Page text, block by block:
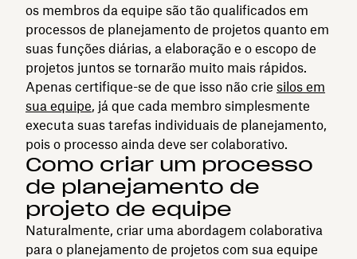
os membros da equipe são tão qualificados em
processos de planejamento de projetos quanto em
suas funções diárias, a elaboração e o escopo de
projetos juntos se tornarão muito mais rápidos.
Apenas certifique-se de que isso não crie silos em
sua equipe, já que cada membro simplesmente
executa suas tarefas individuais de planejamento,
pois o processo ainda deve ser colaborativo.
Como criar um processo
de planejamento de
projeto de equipe
Naturalmente, criar uma abordagem colaborativa
para o planejamento de projetos com sua equipe